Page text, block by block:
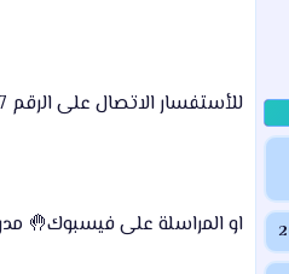
للأستفسار الاتصال على الرقم 07704282297
او المراسلة على فيسبوك🤚